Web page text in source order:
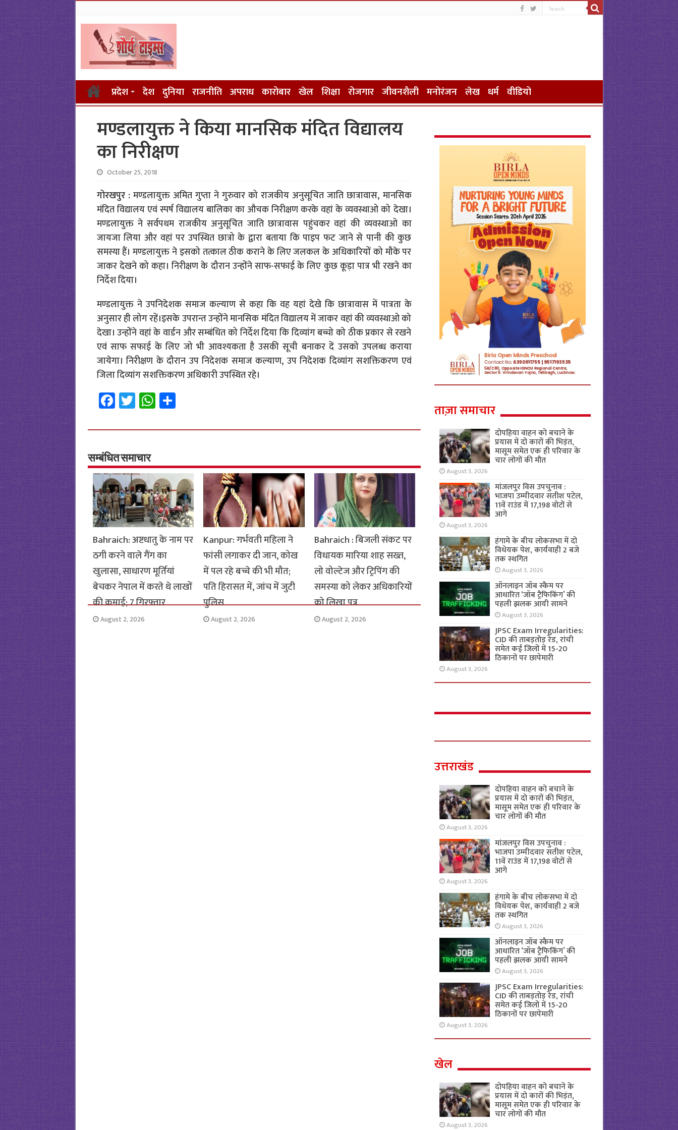
प्रदेश देश दुनिया राजनीति अपराध कारोबार खेल शिक्षा रोजगार जीवनशैली मनोरंजन लेख धर्म वीडियो
मण्डलायुक्त ने किया मानसिक मंदित विद्यालय
का निरीक्षण
October 25, 2018
गोरखपुर :मण्डलायुक्त अमित गुप्ता ने गुरुवार को राजकीय अनुसूचित जाति छात्रावास, मानसिक
मंदित विद्यालय एवं स्पर्ष विद्यालय बालिका का औचक निरीक्षण करके वहां के व्यवस्थाओ को देखा।
मण्डलायुक्त ने सर्वपथम राजकीय अनुसूचित जाति छात्रावास पहुंचकर वहां की व्यवस्थाओ का
जायजा लिया और वहां पर उपस्थित छात्रो के द्वारा बताया कि पाइप फट जाने से पानी की कुछ
समस्या हैं। मण्डलायुक्त ने इसको तत्काल ठीक कराने के लिए जलकल के अधिकारियों को मौके पर
जाकर देखने को कहा। निरीक्षण के दौरान उन्होंने साफ-सफाई के लिए कुछ कूड़ा पात्र भी रखने का
निर्देश दिया।
मण्डलायुक्त ने उपनिदेशक समाज कल्याण से कहा कि वह यहां देखे कि छात्रावास में पात्रता के
अनुसार ही लोग रहें।इसके उपरान्त उन्होंने मानसिक मंदित विद्यालय में जाकर वहां की व्यवस्थाओ को
देखा। उन्होंने वहां के वार्डन और सम्बंधित को निर्देश दिया कि दिव्यांग बच्चो को ठीक प्रकार से रखने
एवं साफ सफाई के लिए जो भी आवश्यकता है उसकी सूची बनाकर दें उसको उपलब्ध कराया
जायेगा। निरीक्षण के दौरान उप निदेशक समाज कल्याण, उप निदेशक दिव्यांग सशक्तिकरण एवं
जिला दिव्यांग सशक्तिकरण अधिकारी उपस्थित रहे।
Fa
ce
b
o
o
k
T
wi
tt
er
W
h
at
p
p
S
h
ar
सम्बंधित समाचार
Bahraich: अष्टधातु के नाम पर
ठगी करने वाले गैंग का
खुलासा, साधारण मूर्तियां
बेचकर नेपाल में करते थे लाखों
की कमाई; 7 गिरफ्तार
August 2, 2026
Kanpur: गर्भवती महिला ने
फांसी लगाकर दी जान, कोख
में पल रहे बच्चे की भी मौत;
पति हिरासत में, जांच में जुटी
पुलिस
August 2, 2026
Bahraich : बिजली संकट पर
विधायक मारिया शाह सख्त,
लो वोल्टेज और ट्रिपिंग की
समस्या को लेकर अधिकारियों
को लिखा पत्र
August 2, 2026
ताज़ा समाचार
दोपहिया वाहन को बचाने के
प्रयास में दो कारों की भिड़ंत,
मासूम समेत एक ही परिवार के
चार लोगों की मौत
August 3, 2026
मांजलपुर विस उपचुनाव :
भाजपा उम्मीदवार सतीश पटेल,
11वें राउंड में 17,198 वोटों से
आगे
August 3, 2026
हंगामे के बीच लोकसभा में दो
विधेयक पेश, कार्यवाही 2 बजे
तक स्थगित
August 3, 2026
ऑनलाइन जॉब स्कैम पर
आधारित ‘जॉब ट्रैफिकिंग’ की
पहली झलक आयी सामने
August 3, 2026
JPSC Exam Irregularities:
CID की ताबड़तोड़ रेड, रांची
समेत कई जिलों में 15-20
ठिकानों पर छापेमारी
August 3, 2026
उत्तराखंड
दोपहिया वाहन को बचाने के
प्रयास में दो कारों की भिड़ंत,
मासूम समेत एक ही परिवार के
चार लोगों की मौत
August 3, 2026
मांजलपुर विस उपचुनाव :
भाजपा उम्मीदवार सतीश पटेल,
11वें राउंड में 17,198 वोटों से
आगे
August 3, 2026
हंगामे के बीच लोकसभा में दो
विधेयक पेश, कार्यवाही 2 बजे
तक स्थगित
August 3, 2026
ऑनलाइन जॉब स्कैम पर
आधारित ‘जॉब ट्रैफिकिंग’ की
पहली झलक आयी सामने
August 3, 2026
JPSC Exam Irregularities:
CID की ताबड़तोड़ रेड, रांची
समेत कई जिलों में 15-20
ठिकानों पर छापेमारी
August 3, 2026
खेल
दोपहिया वाहन को बचाने के
प्रयास में दो कारों की भिड़ंत,
मासूम समेत एक ही परिवार के
चार लोगों की मौत
August 3, 2026